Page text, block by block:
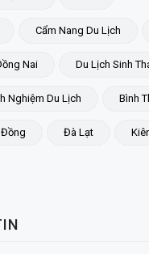
Cẩm Nang Du Lịch
Nai Du Lịch Sinh
Nghiệm Du Lịch Bình
Đà Lạt